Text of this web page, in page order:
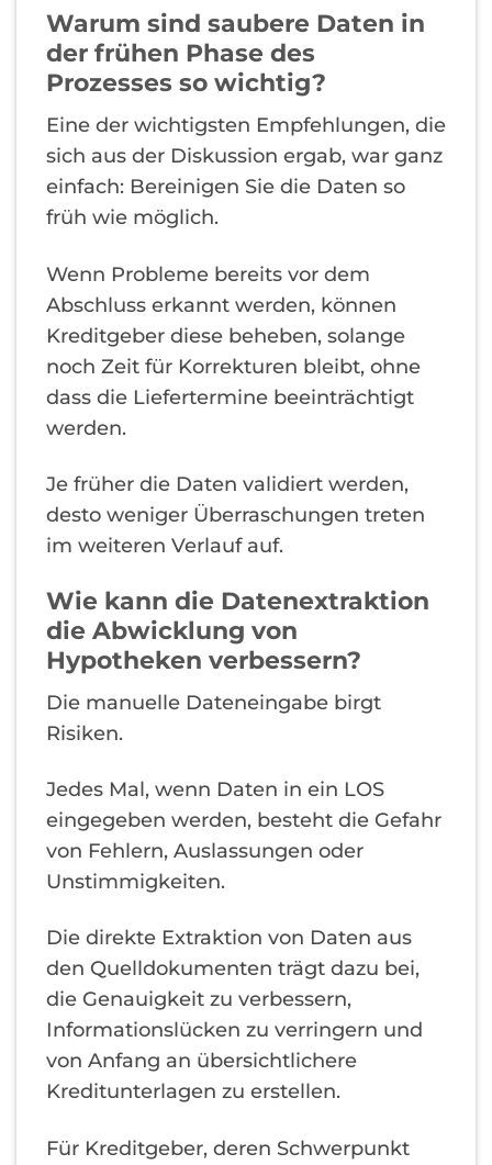
Warum sind saubere Daten in
der frühen Phase des
Prozesses so wichtig?
Eine der wichtigsten Empfehlungen, die
sich aus der Diskussion ergab, war ganz
einfach: Bereinigen Sie die Daten so
früh wie möglich.
Wenn Probleme bereits vor dem
Abschluss erkannt werden, können
Kreditgeber diese beheben, solange
noch Zeit für Korrekturen bleibt, ohne
dass die Liefertermine beeinträchtigt
werden.
Je früher die Daten validiert werden,
desto weniger Überraschungen treten
im weiteren Verlauf auf.
Wie kann die Datenextraktion
die Abwicklung von
Hypotheken verbessern?
Die manuelle Dateneingabe birgt
Risiken.
Jedes Mal, wenn Daten in ein LOS
eingegeben werden, besteht die Gefahr
von Fehlern, Auslassungen oder
Unstimmigkeiten.
Die direkte Extraktion von Daten aus
den Quelldokumenten trägt dazu bei,
die Genauigkeit zu verbessern,
Informationslücken zu verringern und
von Anfang an übersichtlichere
Kreditunterlagen zu erstellen.
Für Kreditgeber, deren Schwerpunkt